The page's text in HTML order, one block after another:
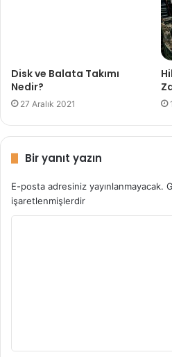
Disk ve Balata Takımı
Nedir?
27 Aralık 2021
Bir yanıt yazın
E-posta adresiniz yayınlanmayacak.
işaretlenmişlerdir